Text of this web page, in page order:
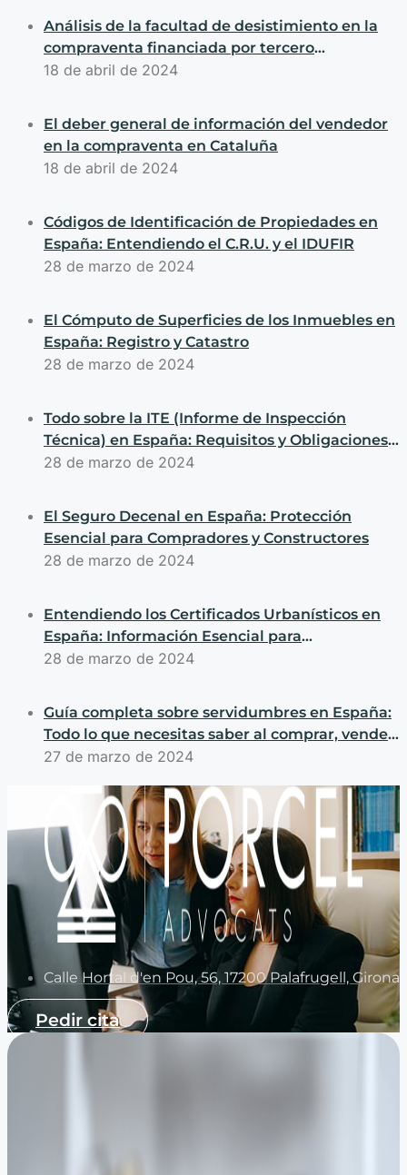
Análisis de la facultad de desistimiento en la
compraventa financiada por tercero
basándonos en la normativa catalana
18 de abril de 2024
El deber general de información del vendedor
en la compraventa en Cataluña
18 de abril de 2024
Códigos de Identificación de Propiedades en
España: Entendiendo el C.R.U. y el IDUFIR
28 de marzo de 2024
El Cómputo de Superficies de los Inmuebles en
España: Registro y Catastro
28 de marzo de 2024
Todo sobre la ITE (Informe de Inspección
Técnica) en España: Requisitos y Obligaciones
para Compradores y Vendedores
28 de marzo de 2024
El Seguro Decenal en España: Protección
Esencial para Compradores y Constructores
28 de marzo de 2024
Entendiendo los Certificados Urbanísticos en
España: Información Esencial para
Transacciones de Propiedades
28 de marzo de 2024
Guía completa sobre servidumbres en España:
Todo lo que necesitas saber al comprar, vender
o construir propiedades
27 de marzo de 2024
Calle Hortal d'en Pou, 56, 17200 Palafrugell, Girona
Pedir cita